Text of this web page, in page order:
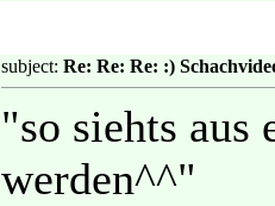
subject: Re: Re: Re: :)
"so siehts aus
werden^^"